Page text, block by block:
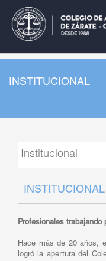
INSTITUCIONAL
INSTITUCIONAL
Profesionales trabajando
Hace más de 20 años,
logró la apertura del